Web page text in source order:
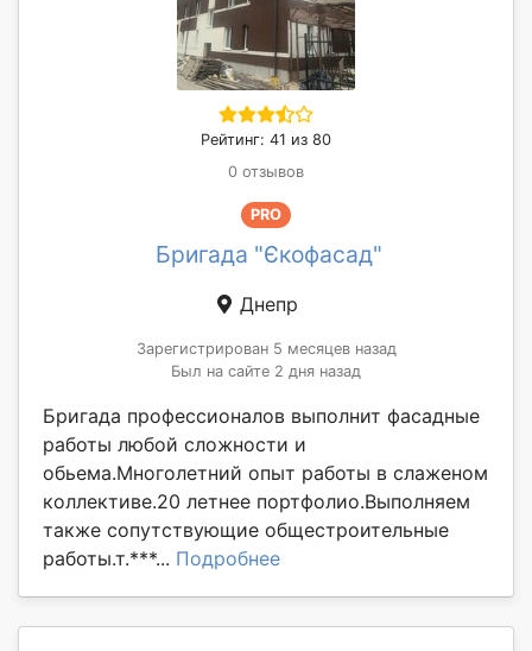
Рейтинг: 41 из 80
0 отзывов
PRO
Бригада "Єкофасад"
Днепр
Зарегистрирован 5 месяцев назад
Был на сайте 2 дня назад
Бригада профессионалов выполнит фасадные
работы любой сложности и
обьема.Многолетний опыт работы в слаженом
коллективе.20 летнее портфолио.Выполняем
также сопутствующие общестроительные
работы.т.***... Подробнее